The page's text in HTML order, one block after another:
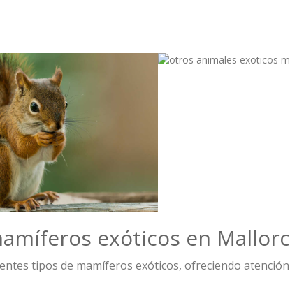
exóticos en
tipos de mamíferos exóticos, ofreciendo